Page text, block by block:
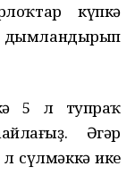
күпкә
5 л тупраҡ
Әгәр
сүлмәккә ике